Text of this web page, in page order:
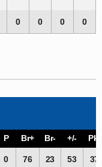
0 0 0 0
P Br+ Br- +/- Pkt
0 76 23 53 37